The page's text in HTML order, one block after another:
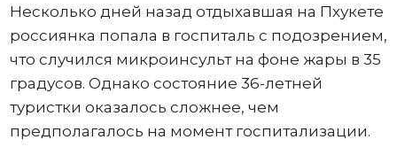
Несколько дней назад отдыхавшая на Пхукете
россиянка попала в госпиталь с подозрением,
что случился микроинсульт на фоне жары в 35
градусов. Однако состояние 36-летней
туристки оказалось сложнее, чем
предполагалось на момент госпитализации.